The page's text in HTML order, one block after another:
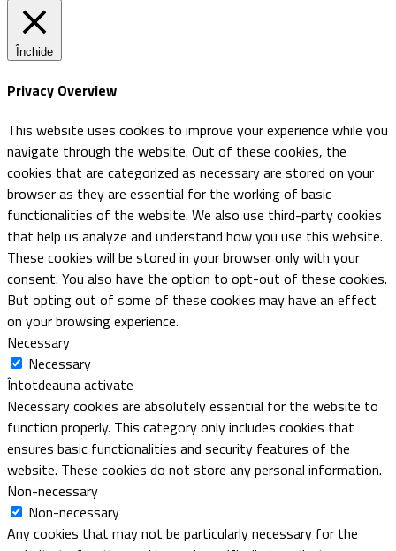
Închide
Privacy Overview
This website uses cookies to improve your experience while you
navigate through the website. Out of these cookies, the
cookies that are categorized as necessary are stored on your
browser as they are essential for the working of basic
functionalities of the website. We also use third-party cookies
that help us analyze and understand how you use this website.
These cookies will be stored in your browser only with your
consent. You also have the option to opt-out of these cookies.
But opting out of some of these cookies may have an effect
on your browsing experience.
Necessary
Necessary
Întotdeauna activate
Necessary cookies are absolutely essential for the website to
function properly. This category only includes cookies that
ensures basic functionalities and security features of the
website. These cookies do not store any personal information.
Non-necessary
Non-necessary
Any cookies that may not be particularly necessary for the